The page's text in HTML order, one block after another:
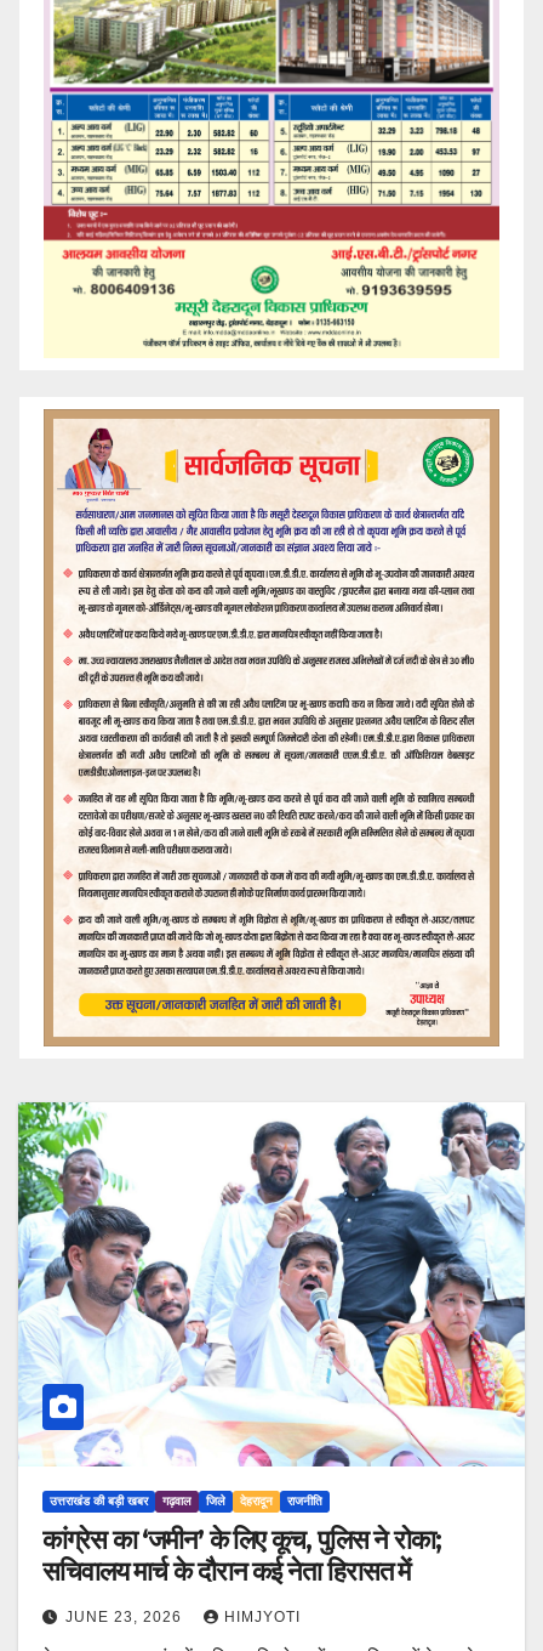
उत्तराखंड की बड़ी खबर गढ़वाल जिले देहरादून राजनीति
कांग्रेस का ‘जमीन’ के लिए कूच, पुलिस ने रोका;
सचिवालय मार्च के दौरान कई नेता हिरासत में
JUNE 23, 2026 HIMJYOTI